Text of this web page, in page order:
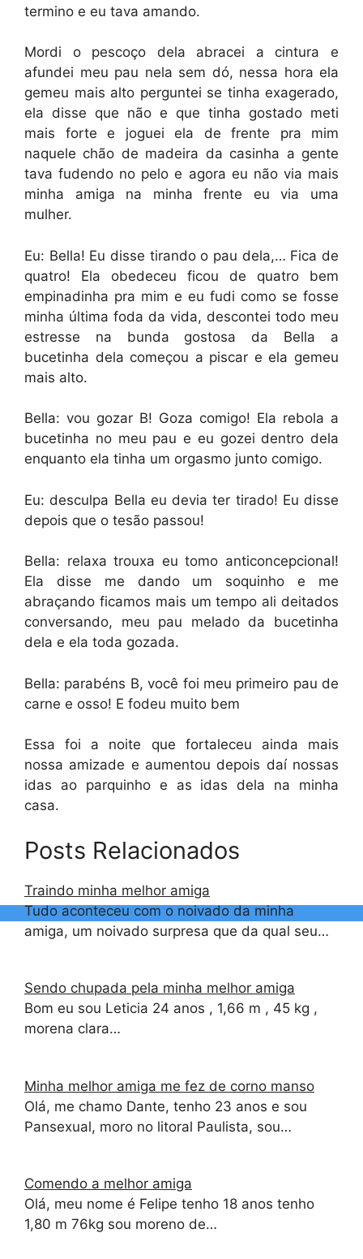
termino e eu tava amando.
Mordi o pescoço dela abracei a cintura e
afundei meu pau nela sem dó, nessa hora ela
gemeu mais alto perguntei se tinha exagerado,
ela disse que não e que tinha gostado meti
mais forte e joguei ela de frente pra mim
naquele chão de madeira da casinha a gente
tava fudendo no pelo e agora eu não via mais
minha amiga na minha frente eu via uma
mulher.
Eu: Bella! Eu disse tirando o pau dela,… Fica de
quatro! Ela obedeceu ficou de quatro bem
empinadinha pra mim e eu fudi como se fosse
minha última foda da vida, descontei todo meu
estresse na bunda gostosa da Bella a
bucetinha dela começou a piscar e ela gemeu
mais alto.
Bella: vou gozar B! Goza comigo! Ela rebola a
bucetinha no meu pau e eu gozei dentro dela
enquanto ela tinha um orgasmo junto comigo.
Eu: desculpa Bella eu devia ter tirado! Eu disse
depois que o tesão passou!
Bella: relaxa trouxa eu tomo anticoncepcional!
Ela disse me dando um soquinho e me
abraçando ficamos mais um tempo ali deitados
conversando, meu pau melado da bucetinha
dela e ela toda gozada.
Bella: parabéns B, você foi meu primeiro pau de
carne e osso! E fodeu muito bem
Essa foi a noite que fortaleceu ainda mais
nossa amizade e aumentou depois daí nossas
idas ao parquinho e as idas dela na minha
casa.
Posts Relacionados
Traindo minha melhor amiga
Tudo aconteceu com o noivado da minha
amiga, um noivado surpresa que da qual seu…
Sendo chupada pela minha melhor amiga
Bom eu sou Leticia 24 anos , 1,66 m , 45 kg ,
morena clara…
Minha melhor amiga me fez de corno manso
Olá, me chamo Dante, tenho 23 anos e sou
Pansexual, moro no litoral Paulista, sou…
Comendo a melhor amiga
Olá, meu nome é Felipe tenho 18 anos tenho
1,80 m 76kg sou moreno de…